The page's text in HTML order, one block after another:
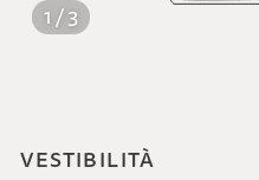
1 / 3
VESTIBILITÀ